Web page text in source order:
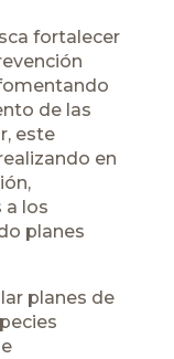
fortalecer
de las
este
en
a los
planes
planes de